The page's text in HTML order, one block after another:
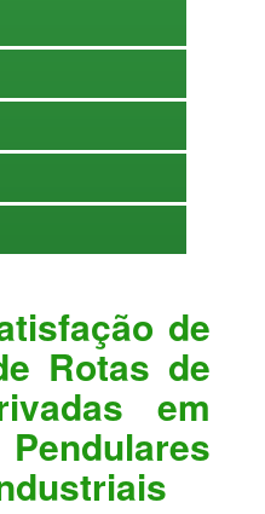
de
Rotas de
em